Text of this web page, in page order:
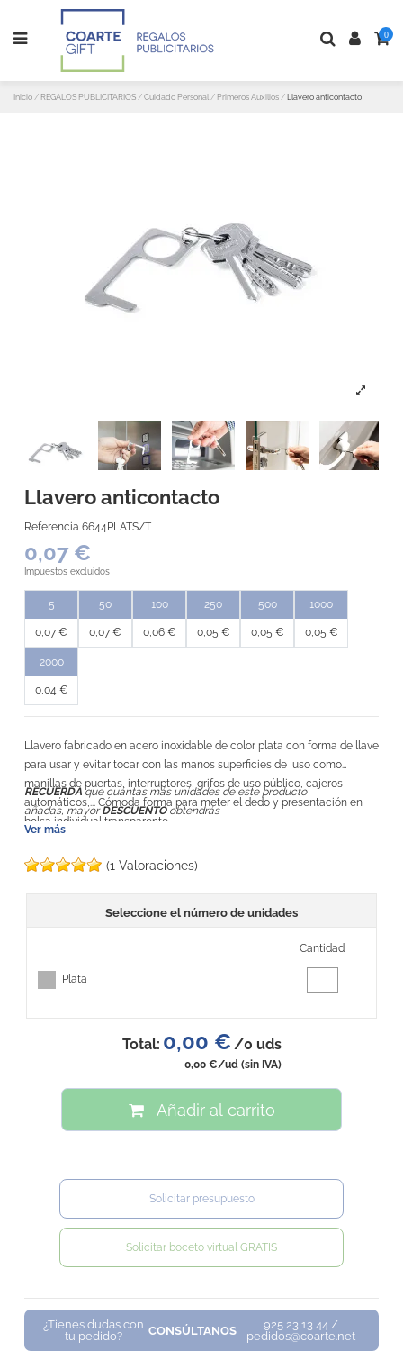
0
Inicio REGALOS PUBLICITARIOS Cuidado Personal Primeros Auxilios Llavero anticontacto
Llavero anticontacto
Referencia 6644PLATS/T
0,07 €
Impuestos excluidos
5
0,07 €
50
0,07 €
100
0,06 €
250
0,05 €
500
0,05 €
1000
0,05 €
2000
0,04 €
Llavero fabricado en acero inoxidable de color plata con forma de llave
para usar y evitar tocar con las manos superficies de uso como
manillas de puertas, interruptores, grifos de uso público, cajeros
automáticos,... Cómoda forma para meter el dedo y presentación en
bolsa individual transparente.
RECUERDA que cuántas más unidades de este producto
añadas, mayorDESCUENTOobtendrás
Ver más
(1 Valoraciones)
Seleccione el número de unidades
Cantidad
Plata
Total: 0,00 € /0 uds
0,00 €/ud (sin IVA)
Añadir al carrito
Solicitar presupuesto
Solicitar boceto virtual GRATIS
¿Tienes dudas con
tu pedido?
CONSÚLTANOS
925 23 13 44 /
pedidos@coarte.net